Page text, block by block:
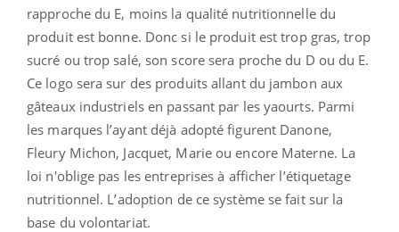
rapproche du E, moins la qualité nutritionnelle du
produit est bonne. Donc si le produit est trop gras, trop
sucré ou trop salé, son score sera proche du D ou du E.
Ce logo sera sur des produits allant du jambon aux
gâteaux industriels en passant par les yaourts. Parmi
les marques l’ayant déjà adopté figurent Danone,
Fleury Michon, Jacquet, Marie ou encore Materne. La
loi n'oblige pas les entreprises à afficher l’étiquetage
nutritionnel. L’adoption de ce système se fait sur la
base du volontariat.